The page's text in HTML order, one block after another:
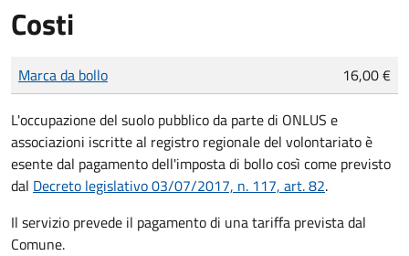
Costi
Tipo di pagamento
Importo
Marca da bollo 16,00 €
L'occupazione del suolo pubblico da parte di ONLUS e
associazioni iscritte al registro regionale del volontariato è
esente dal pagamento dell'imposta di bollo così come previsto
dal Decreto legislativo 03/07/2017, n. 117, art. 82.
Il servizio prevede il pagamento di una tariffa prevista dal
Comune.